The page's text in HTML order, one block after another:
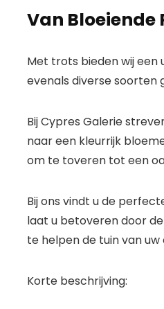
Van Bloeiende
Met trots bieden wij een
evenals diverse soorten
Bij Cypres Galerie
naar een kleurrijk
om te toveren tot een
Bij ons vindt u de
laat u betoveren door
te helpen de tuin van
Korte beschrijving: